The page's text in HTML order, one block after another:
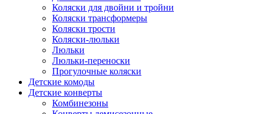
Коляски для двойни и тройни
Коляски трансформеры
Коляски трости
Коляски-люльки
Люльки
Люльки-переноски
Прогулочные коляски
Детские комоды
Детские конверты
Комбинезоны